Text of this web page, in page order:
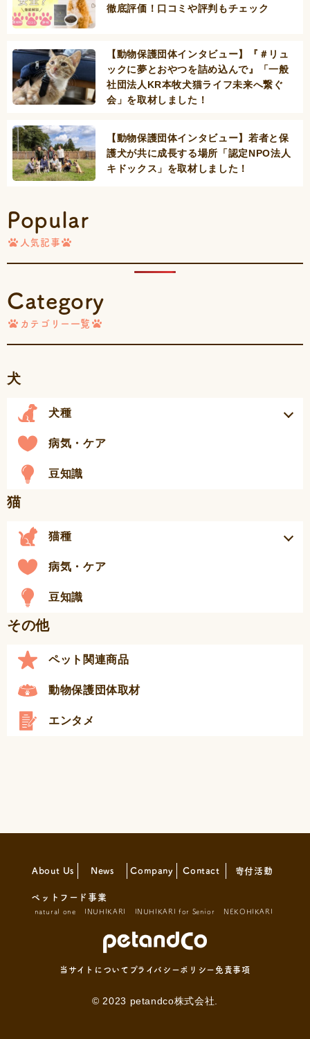
徹底評価！口コミや評判もチェック
【動物保護団体インタビュー】『＃リュ
ックに夢とおやつを詰め込んで』「一般
社団法人KR本牧犬猫ライフ未来へ繋ぐ
会」を取材しました！
【動物保護団体インタビュー】若者と保
護犬が共に成長する場所「認定NPO法人
キドックス」を取材しました！
Popular
人気記事
Category
カテゴリー一覧
犬
犬種
病気・ケア
豆知識
猫
猫種
病気・ケア
豆知識
その他
ペット関連商品
動物保護団体取材
エンタメ
About Us News Company Contact 寄付活動
ペットフード事業
natural one INUHIKARI INUHIKARI for Senior NEKOHIKARI
当サイトについて プライバシーポリシー 免責事項
© 2023 petandco株式会社.